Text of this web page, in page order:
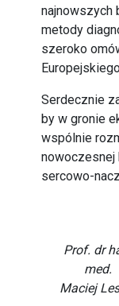
najnowszych
metody
szeroko
Serdecznie
by w gronie
wspólnie
nowoczesnej
sercowo-
Prof. dr
med.
Maciej